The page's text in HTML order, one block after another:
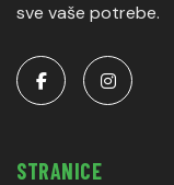
sve vaše potrebe.
STRANICE